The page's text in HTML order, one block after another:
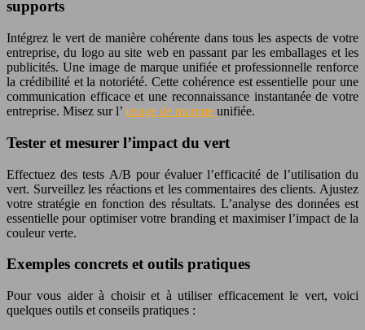
supports
Intégrez le vert de manière cohérente dans tous les aspects de votre
entreprise, du logo au site web en passant par les emballages et les
publicités. Une image de marque unifiée et professionnelle renforce
la crédibilité et la notoriété. Cette cohérence est essentielle pour une
communication efficace et une reconnaissance instantanée de votre
entreprise. Misez sur l’ image de marque unifiée.
Tester et mesurer l’impact du vert
Effectuez des tests A/B pour évaluer l’efficacité de l’utilisation du
vert. Surveillez les réactions et les commentaires des clients. Ajustez
votre stratégie en fonction des résultats. L’analyse des données est
essentielle pour optimiser votre branding et maximiser l’impact de la
couleur verte.
Exemples concrets et outils pratiques
Pour vous aider à choisir et à utiliser efficacement le vert, voici
quelques outils et conseils pratiques :